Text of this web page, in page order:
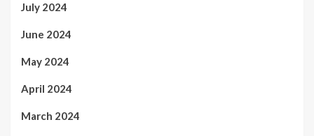
July 2024
June 2024
May 2024
April 2024
March 2024